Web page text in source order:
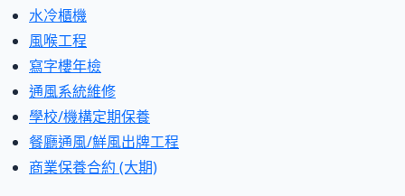
水冷櫃機
風喉工程
寫字樓年檢
通風系統維修
學校/機構定期保養
餐廳通風/鮮風出牌工程
商業保養合約 (大期)